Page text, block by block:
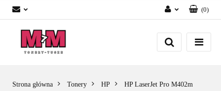
Zaloguj się
Załóż konto
(0)
Strona główna Tonery HP HP LaserJet Pro M402m